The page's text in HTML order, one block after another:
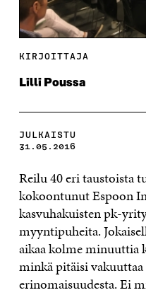
KIRJOITTAJA
Lilli Poussa
JULKAISTU
31.05.2016
Reilu 40 eri taustoista
kokoontunut Espoon
kasvuhakuisten pk-
myyntipuheita.
aikaa kolme minuuttia
minkä pitäisi
erinomaisuudesta. Ei